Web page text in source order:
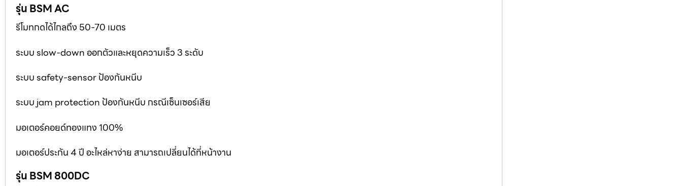
รุ่น BSM AC
รีโมทกดได้ไกลถึง 50-70 เมตร
ระบบ slow-down ออกตัวและหยุดความเร็ว 3 ระดับ
ระบบ safety-sensor ป้องกันหนีบ
ระบบ jam protection ป้องกันหนีบ กรณีเซ็นเซอร์เสีย
มอเตอร์คอยด์ทองแทง 100%
มอเตอร์ประกัน 4 ปี อะไหล่หาง่าย สามารถเปลี่ยนได้ที่หน้างาน
รุ่น BSM 800DC